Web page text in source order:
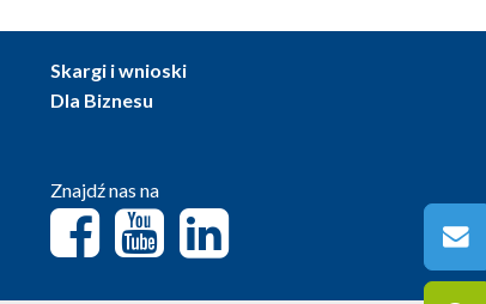
Skargi i wnioski
Dla Biznesu
Znajdź nas na